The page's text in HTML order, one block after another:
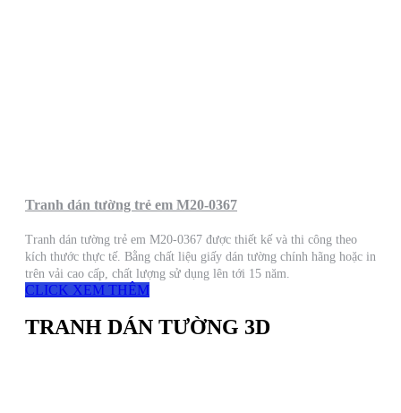
Tranh dán tường trẻ em M20-0367
Tranh dán tường trẻ em M20-0367 được thiết kế và thi công theo
kích thước thực tế. Bằng chất liệu giấy dán tường chính hãng hoặc in
trên vải cao cấp, chất lượng sử dụng lên tới 15 năm.
CLICK XEM THÊM
TRANH DÁN TƯỜNG 3D